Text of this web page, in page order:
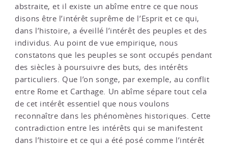
abstraite, et il existe un abîme entre ce que nous
disons être l’intérêt suprême de l’Esprit et ce qui,
dans l’histoire, a éveillé l’intérêt des peuples et des
individus. Au point de vue empirique, nous
constatons que les peuples se sont occupés pendant
des siècles à poursuivre des buts, des intérêts
particuliers. Que l’on songe, par exemple, au conflit
entre Rome et Carthage. Un abîme sépare tout cela
de cet intérêt essentiel que nous voulons
reconnaître dans les phénomènes historiques. Cette
contradiction entre les intérêts qui se manifestent
dans l’histoire et ce qui a été posé comme l’intérêt